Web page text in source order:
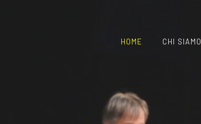
HOME CHI SIAMO